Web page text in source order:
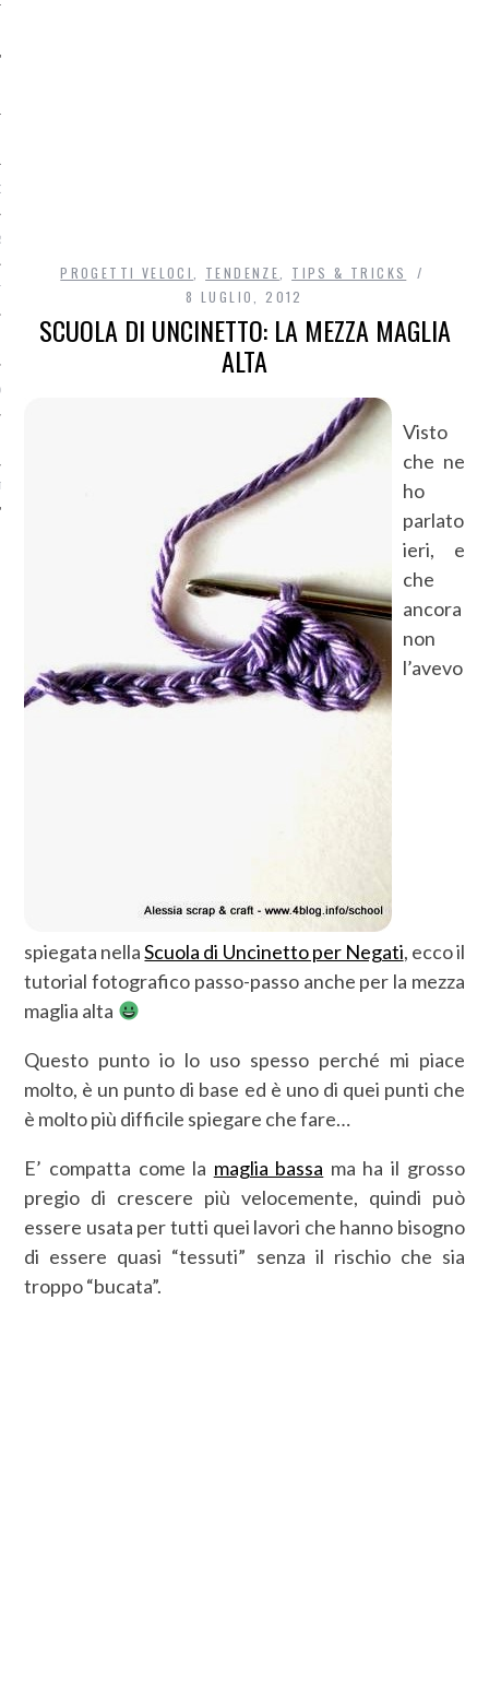
DI ACCESSO AI DATI
PROGETTI VELOCI TENDENZE
TIPS & TRICKS
8 LUGLIO, 2012
SCUOLA DI UNCINETTO: LA MEZZA MAGLIA
ALTA
Visto
che ne
ho
parlato
ieri, e
che
ancora
non
l’avevo
spiegata nellaScuola di Uncinetto per Negati, ecco il
tutorial fotografico passo-passo anche per la mezza
maglia alta
Questo punto io lo uso spesso perché mi piace
molto, è un punto di base ed è uno di quei punti che
è molto più difficile spiegare che fare…
E’ compatta come la maglia bassa ma ha il grosso
pregio di crescere più velocemente, quindi può
essere usata per tutti quei lavori che hanno bisogno
di essere quasi “tessuti” senza il rischio che sia
troppo “bucata”.